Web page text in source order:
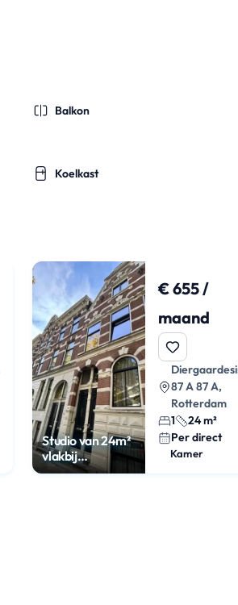
Balkon
Koelkast
Studio van 24m²
vlakbij
Rotterdam
€ 655 /
maand
87 A 87 A,
Rotterdam
1
24 m²
Per direct
Kamer